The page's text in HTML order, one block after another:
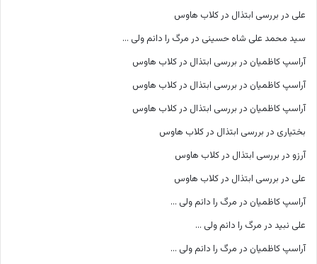
علی در بررسی ابتذال در کلاب هاوس
سید محمد علی شاه حسینی در مرگ را دانم ولی …
آراسپ کاظمیان در بررسی ابتذال در کلاب هاوس
آراسپ کاظمیان در بررسی ابتذال در کلاب هاوس
آراسپ کاظمیان در بررسی ابتذال در کلاب هاوس
بختیاری در بررسی ابتذال در کلاب هاوس
آرزو در بررسی ابتذال در کلاب هاوس
علی در بررسی ابتذال در کلاب هاوس
آراسپ کاظمیان در مرگ را دانم ولی …
علی نبید در مرگ را دانم ولی …
آراسپ کاظمیان در مرگ را دانم ولی …